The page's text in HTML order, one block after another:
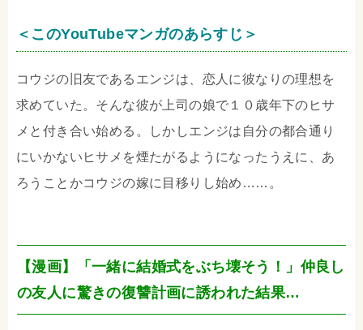
＜このYouTubeマンガのあらすじ＞
コウジの旧友であるエンジは、恋人に彼なりの理想を
求めていた。そんな彼が上司の娘で１０歳年下のヒサ
メと付き合い始める。しかしエンジは自分の都合通り
にいかないヒサメを煙たがるようになったうえに、あ
ろうことかコウジの嫁に目移りし始め……。
【漫画】「一緒に結婚式をぶち壊そう！」仲良し
の友人に驚きの復讐計画に誘われた結果…